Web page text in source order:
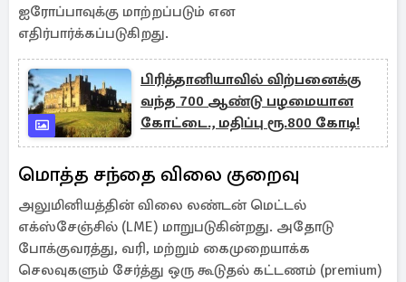
ஐரோப்பாவுக்கு மாற்றப்படும் என
எதிர்பார்க்கப்படுகிறது.
பிரித்தானியாவில் விற்பனைக்கு
வந்த 700 ஆண்டு பழமையான
கோட்டை., மதிப்பு ரூ.800 கோடி!
மொத்த சந்தை விலை குறைவு
அலுமினியத்தின் விலை லண்டன் மெட்டல்
எக்ஸ்சேஞ்சில் (LME) மாறுபடுகின்றது. அதோடு
போக்குவரத்து, வரி, மற்றும் கைமுறையாக்க
செலவுகளும் சேர்த்து ஒரு கூடுதல் கட்டணம் (premium)